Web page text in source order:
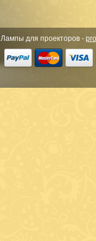
Лампы для проекторов -